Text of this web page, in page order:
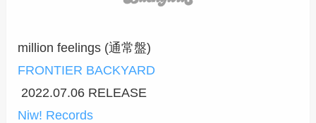
million feelings (通常盤)
FRONTIER BACKYARD
2022.07.06 RELEASE
Niw! Records